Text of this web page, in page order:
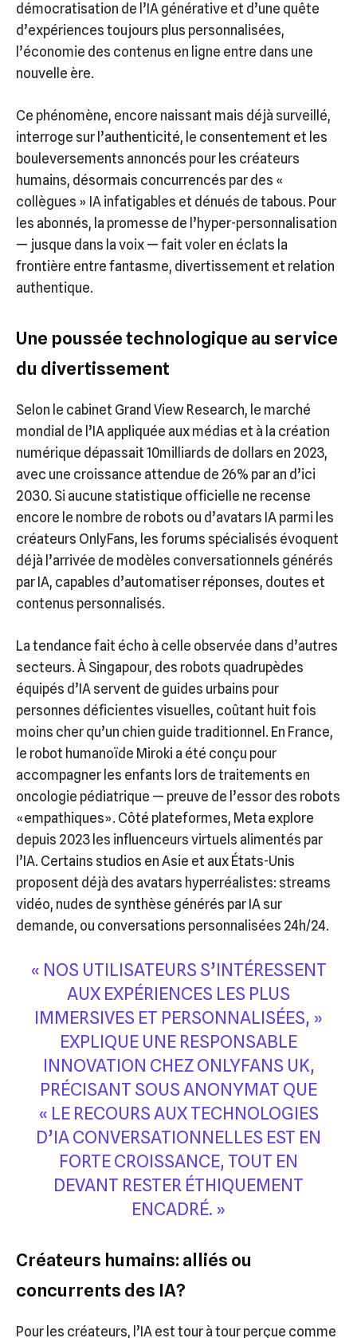
démocratisation de l’IA générative et d’une quête
d’expériences toujours plus personnalisées,
l’économie des contenus en ligne entre dans une
nouvelle ère.
Ce phénomène, encore naissant mais déjà surveillé,
interroge sur l’authenticité, le consentement et les
bouleversements annoncés pour les créateurs
humains, désormais concurrencés par des «
collègues » IA infatigables et dénués de tabous. Pour
les abonnés, la promesse de l’hyper-personnalisation
— jusque dans la voix — fait voler en éclats la
frontière entre fantasme, divertissement et relation
authentique.
Une poussée technologique au service
du divertissement
Selon le cabinet Grand View Research, le marché
mondial de l’IA appliquée aux médias et à la création
numérique dépassait 10milliards de dollars en 2023,
avec une croissance attendue de 26% par an d’ici
2030. Si aucune statistique officielle ne recense
encore le nombre de robots ou d’avatars IA parmi les
créateurs OnlyFans, les forums spécialisés évoquent
déjà l’arrivée de modèles conversationnels générés
par IA, capables d’automatiser réponses, doutes et
contenus personnalisés.
La tendance fait écho à celle observée dans d’autres
secteurs. À Singapour, des robots quadrupèdes
équipés d’IA servent de guides urbains pour
personnes déficientes visuelles, coûtant huit fois
moins cher qu’un chien guide traditionnel. En France,
le robot humanoïde Miroki a été conçu pour
accompagner les enfants lors de traitements en
oncologie pédiatrique — preuve de l’essor des robots
«empathiques». Côté plateformes, Meta explore
depuis 2023 les influenceurs virtuels alimentés par
l’IA. Certains studios en Asie et aux États-Unis
proposent déjà des avatars hyperréalistes: streams
vidéo, nudes de synthèse générés par IA sur
demande, ou conversations personnalisées 24h/24.
« NOS UTILISATEURS S’INTÉRESSENT
AUX EXPÉRIENCES LES PLUS
IMMERSIVES ET PERSONNALISÉES, »
EXPLIQUE UNE RESPONSABLE
INNOVATION CHEZ ONLYFANS UK,
PRÉCISANT SOUS ANONYMAT QUE
« LE RECOURS AUX TECHNOLOGIES
D’IA CONVERSATIONNELLES EST EN
FORTE CROISSANCE, TOUT EN
DEVANT RESTER ÉTHIQUEMENT
ENCADRÉ. »
Créateurs humains: alliés ou
concurrents des IA?
Pour les créateurs, l’IA est tour à tour perçue comme